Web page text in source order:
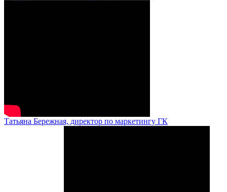
Татьяна Бережная, директор по маркетингу ГК